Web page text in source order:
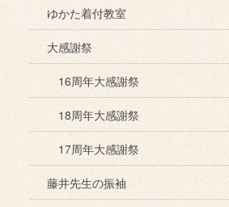
ゆかた着付教室
大感謝祭
16周年大感謝祭
18周年大感謝祭
17周年大感謝祭
藤井先生の振袖